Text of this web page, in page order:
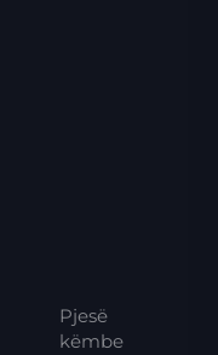
Pjesë
këmbe